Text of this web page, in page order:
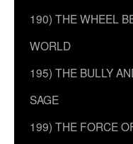
190) THE WHEEL
WORLD
195) THE BULLY
SAGE
199) THE FORCE